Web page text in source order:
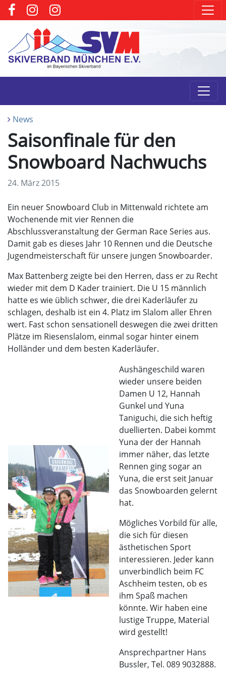
News
Saisonfinale für den
Snowboard Nachwuchs
24. März 2015
Ein neuer Snowboard Club in Mittenwald richtete am
Wochenende mit vier Rennen die
Abschlussveranstaltung der German Race Series aus.
Damit gab es dieses Jahr 10 Rennen und die Deutsche
Jugendmeisterschaft für unsere jungen Snowboarder.
Max Battenberg zeigte bei den Herren, dass er zu Recht
wieder mit dem D Kader trainiert. Die U 15 männlich
hatte es wie üblich schwer, die drei Kaderläufer zu
schlagen, deshalb ist ein 4. Platz im Slalom aller Ehren
wert. Fast schon sensationell deswegen die zwei dritten
Plätze im Riesenslalom, einmal sogar hinter einem
Holländer und dem besten Kaderläufer.
Aushängeschild waren
wieder unsere beiden
Damen U 12, Hannah
Gunkel und Yuna
Taniguchi, die sich heftig
duellierten. Dabei kommt
Yuna der der Hannah
immer näher, das letzte
Rennen ging sogar an
Yuna, die erst seit Januar
das Snowboarden gelernt
hat.
Mögliches Vorbild für alle,
die sich für diesen
ästhetischen Sport
interessieren. Jeder kann
unverbindlich beim FC
Aschheim testen, ob es
ihm Spaß machen
könnte. Wir haben eine
lustige Truppe, Material
wird gestellt!
Ansprechpartner Hans
Bussler, Tel. 089 9032888.